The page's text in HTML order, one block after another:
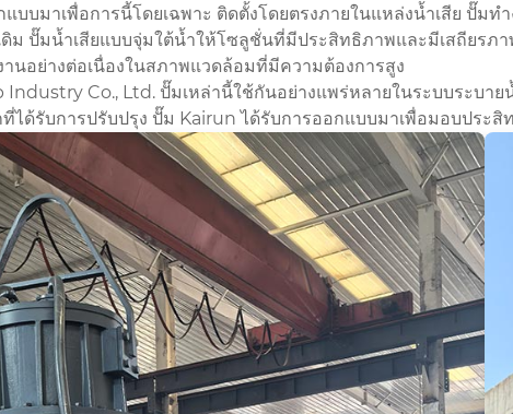
แบบมาเพื่อการนี้โดยเฉพาะ ติดตั้งโดยตรงภายในแหล่งน้ำเสีย ปั๊
ดิม ปั๊มน้ำเสียแบบจุ่มใต้น้ำให้โซลูชั่นที่มีประสิทธิภาพและมีเสถีย
นอย่างต่อเนื่องในสภาพแวดล้อมที่มีความต้องการสูง
Co., Ltd. ปั๊มเหล่านี้ใช้กันอย่างแพร่หลายในระบบระบา
ได้รับการปรับปรุง ปั๊ม Kairun ได้รับการออกแบบมาเพื่อมอบประสิ